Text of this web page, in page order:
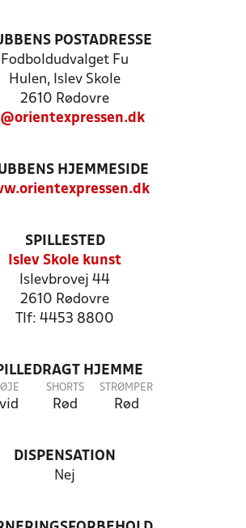
POSTADRESSE
Fodboldudvalget Fu
Hulen, Islev Skole
2610 Rødovre
HJEMMESIDE
SPILLESTED
Islev Skole kunst
Islevbrovej 44
2610 Rødovre
Tlf: 4453 8800
HJEMME
SHORTS
Rød
STRØMPER
Rød
DISPENSATION
Nej